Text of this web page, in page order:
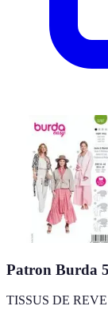
Patron Burda
TISSUS DE